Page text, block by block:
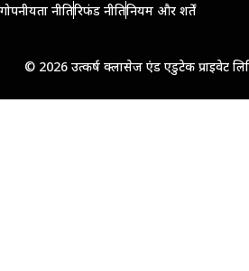
गोपनीयता नीतिरिफंड नीतिनियम और शर्तें
© 2026 उत्कर्ष क्लासेज एंड एडुटेक प्राइवेट